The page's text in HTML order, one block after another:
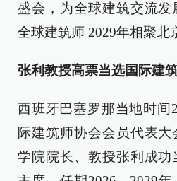
盛会，为全球建筑交流
全球建筑师 2029年相聚北
张利教授高票当选国际建
西班牙巴塞罗那当地时间
际建筑师协会会员代表
学院院长、教授张利成